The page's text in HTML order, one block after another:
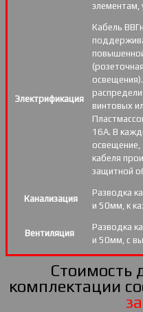
элементам,
Электрификация
Кабель
винтовых
16А. В
кабеля
защитной
Канализация
Разводка
и 50мм, к
Вентиляция
Разводка
и 50мм, с
Стоимость
комплектации